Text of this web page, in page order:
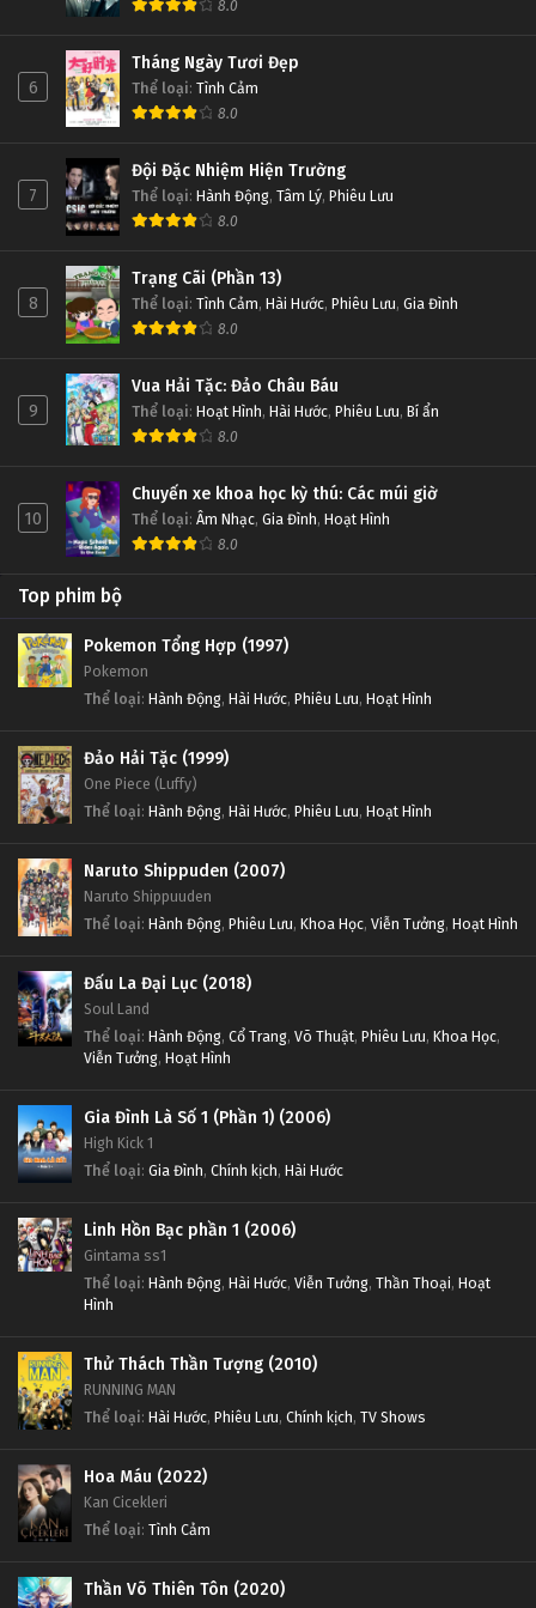
8.0
6
Tháng Ngày Tươi Đẹp
Thể loại: Tình Cảm
8.0
7
Đội Đặc Nhiệm Hiện Trường
Thể loại: Hành Động, Tâm Lý, Phiêu Lưu
8.0
8
Trạng Cãi (Phần 13)
Thể loại: Tình Cảm, Hài Hước, Phiêu Lưu, Gia Đình
8.0
9
Vua Hải Tặc: Đảo Châu Báu
Thể loại: Hoạt Hình, Hài Hước, Phiêu Lưu, Bí ẩn
8.0
10
Chuyến xe khoa học kỳ thú: Các múi giờ
Thể loại: Âm Nhạc, Gia Đình, Hoạt Hình
8.0
Top phim bộ
Pokemon Tổng Hợp (1997)
Pokemon
Thể loại: Hành Động, Hài Hước, Phiêu Lưu, Hoạt Hình
Đảo Hải Tặc (1999)
One Piece (Luffy)
Thể loại: Hành Động, Hài Hước, Phiêu Lưu, Hoạt Hình
Naruto Shippuden (2007)
Naruto Shippuuden
Thể loại: Hành Động, Phiêu Lưu, Khoa Học, Viễn Tưởng, Hoạt Hình
Đấu La Đại Lục (2018)
Soul Land
Thể loại: Hành Động, Cổ Trang, Võ Thuật, Phiêu Lưu, Khoa Học,
Viễn Tưởng, Hoạt Hình
Gia Đình Là Số 1 (Phần 1) (2006)
High Kick 1
Thể loại: Gia Đình, Chính kịch, Hài Hước
Linh Hồn Bạc phần 1 (2006)
Gintama ss1
Thể loại: Hành Động, Hài Hước, Viễn Tưởng, Thần Thoại, Hoạt
Hình
Thử Thách Thần Tượng (2010)
RUNNING MAN
Thể loại: Hài Hước, Phiêu Lưu, Chính kịch, TV Shows
Hoa Máu (2022)
Kan Cicekleri
Thể loại: Tình Cảm
Thần Võ Thiên Tôn (2020)